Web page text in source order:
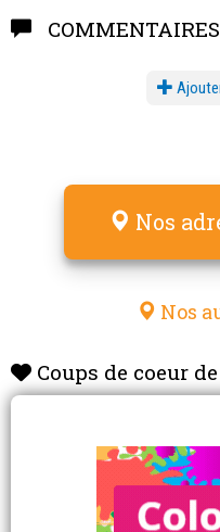
COMMENTAIRES
Nos
Nos
Coups de coeur